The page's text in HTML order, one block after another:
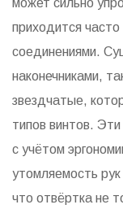
может сильно
приходится
соединениями.
наконечниками,
звездчатые,
типов винтов.
с учётом
утомляемость
что отвёртка не